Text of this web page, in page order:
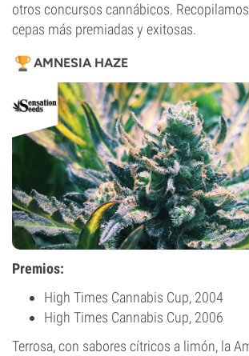
otros concursos cannábicos.
cepas más premiadas y exitosas.
AMNESIA HAZE
Premios:
High Times Cannabis Cup, 2004
High Times Cannabis Cup, 2006
Terrosa, con sabores cítricos a limón, la